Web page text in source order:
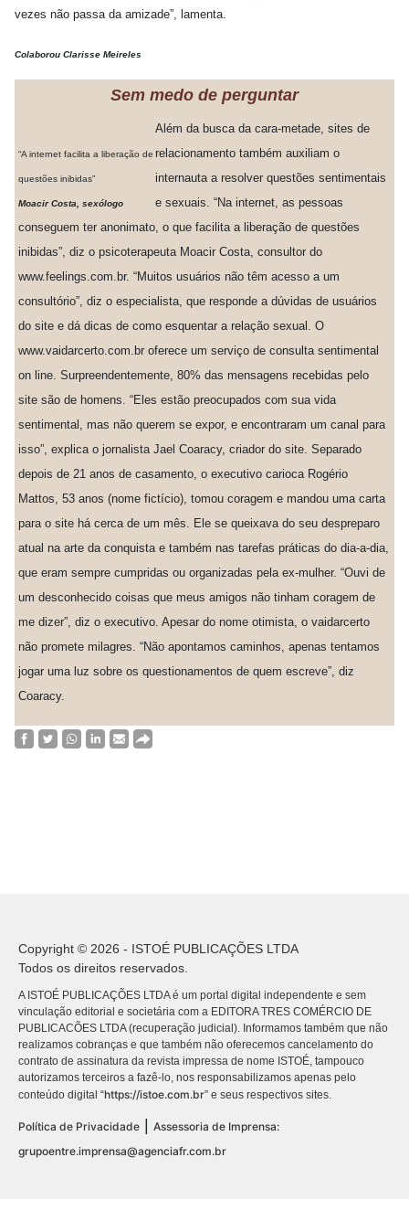
vezes não passa da amizade”, lamenta.
Colaborou Clarisse Meireles
Sem medo de perguntar
“A internet facilita a liberação de
questões inibidas”
Moacir Costa, sexólogo
Além da busca da cara-metade, sites de
relacionamento também auxiliam o
internauta a resolver questões sentimentais
e sexuais. “Na internet, as pessoas
conseguem ter anonimato, o que facilita a liberação de questões
inibidas”, diz o psicoterapeuta Moacir Costa, consultor do
www.feelings.com.br. “Muitos usuários não têm acesso a um
consultório”, diz o especialista, que responde a dúvidas de usuários
do site e dá dicas de como esquentar a relação sexual. O
www.vaidarcerto.com.br oferece um serviço de consulta sentimental
on line. Surpreendentemente, 80% das mensagens recebidas pelo
site são de homens. “Eles estão preocupados com sua vida
sentimental, mas não querem se expor, e encontraram um canal para
isso”, explica o jornalista Jael Coaracy, criador do site. Separado
depois de 21 anos de casamento, o executivo carioca Rogério
Mattos, 53 anos (nome fictício), tomou coragem e mandou uma carta
para o site há cerca de um mês. Ele se queixava do seu despreparo
atual na arte da conquista e também nas tarefas práticas do dia-a-dia,
que eram sempre cumpridas ou organizadas pela ex-mulher. “Ouvi de
um desconhecido coisas que meus amigos não tinham coragem de
me dizer”, diz o executivo. Apesar do nome otimista, o vaidarcerto
não promete milagres. “Não apontamos caminhos, apenas tentamos
jogar uma luz sobre os questionamentos de quem escreve”, diz
Coaracy.
Copyright © 2026 - ISTOÉ PUBLICAÇÕES LTDA
Todos os direitos reservados.
A ISTOÉ PUBLICAÇÕES LTDA é um portal digital independente e sem
vinculação editorial e societária com a EDITORA TRES COMÉRCIO DE
PUBLICACÕES LTDA (recuperação judicial). Informamos também que não
realizamos cobranças e que também não oferecemos cancelamento do
contrato de assinatura da revista impressa de nome ISTOÉ, tampouco
autorizamos terceiros a fazê-lo, nos responsabilizamos apenas pelo
conteúdo digital “https://istoe.com.br” e seus respectivos sites.
Política de Privacidade
Assessoria de Imprensa:
grupoentre.imprensa@agenciafr.com.br